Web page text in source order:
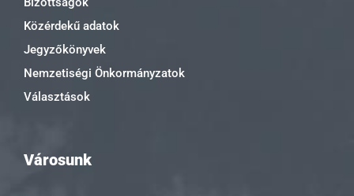
Közérdekű adatok
Jegyzőkönyvek
Nemzetiségi Önkormányzatok
Választások
Városunk